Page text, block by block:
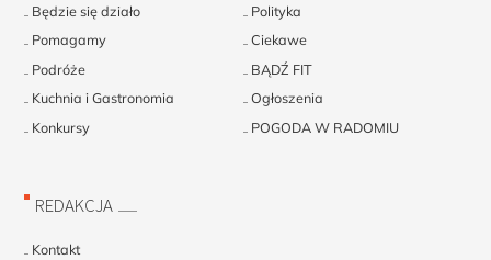
Będzie się działo
Polityka
Pomagamy
Ciekawe
Podróże
BĄDŹ FIT
Kuchnia i Gastronomia
Ogłoszenia
Konkursy
POGODA W RADOMIU
REDAKCJA
Kontakt